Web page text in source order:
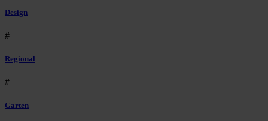
Design
#
Regional
#
Garten